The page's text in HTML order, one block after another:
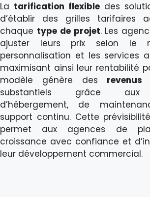
La tarification flexible des
d’établir des grilles tarifaires
chaque type de projet. Les
ajuster leurs prix selon le
personnalisation et les services
maximisant ainsi leur rentabilité
modèle génère des revenus
substantiels grâce aux
d’hébergement, de
support continu. Cette
permet aux agences de
croissance avec confiance et
leur développement commercial.